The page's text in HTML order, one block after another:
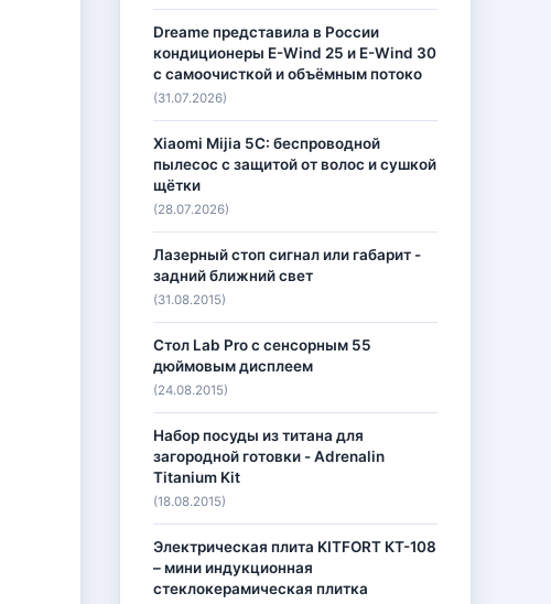
Dreame представила в России
кондиционеры E-Wind 25 и E-Wind 30
с самоочисткой и объёмным потоко
(31.07.2026)
Xiaomi Mijia 5C: беспроводной
пылесос с защитой от волос и сушкой
щётки
(28.07.2026)
Лазерный стоп сигнал или габарит -
задний ближний свет
(31.08.2015)
Стол Lab Pro с сенсорным 55
дюймовым дисплеем
(24.08.2015)
Набор посуды из титана для
загородной готовки - Adrenalin
Titanium Kit
(18.08.2015)
Электрическая плита KITFORT КТ-108
– мини индукционная
стеклокерамическая плитка